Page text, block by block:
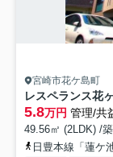
宮崎市花ケ島町
レスペランス花
5.8万円 管理/共
49.56㎡ (2LDK) /
日豊本線「蓮ケ